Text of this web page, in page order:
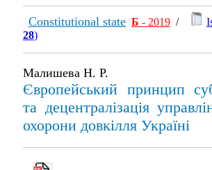
Constitutional state Б - 2019 /
28)
Малишева Н. Р.
Європейський принцип
та децентралізація
охорони довкілля Україні